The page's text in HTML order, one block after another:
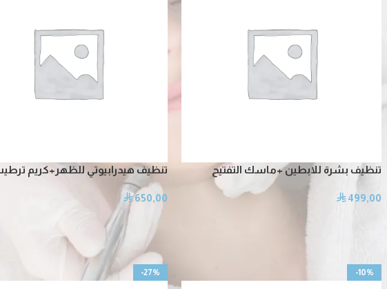
تنظيف بشرة للابطين +ماسك التفتيح
⃁499,00
تنظيف هيدرابيوتي للظهر+كريم
⃁650,00
-10%
-27%